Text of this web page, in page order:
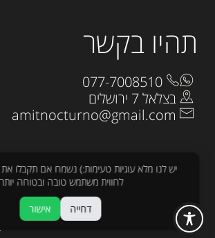
תהיו בקשר
בצלאל 7 ירושלים
כל הזכויות שמורות לנוקטורנו 2025
עיצוב:rawפיתוח :sjonnie
יש לנו מלא עוגיות טעימות:) נשמח אם תקבלו
לחווית משתמש טובה ובטוחה
דחייה אישור